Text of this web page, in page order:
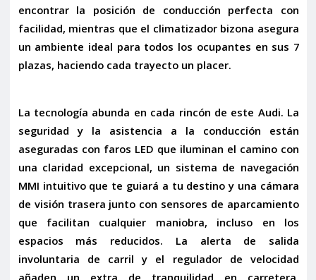
encontrar la posición de conducción perfecta con
facilidad, mientras que el climatizador bizona asegura
un ambiente ideal para todos los ocupantes en sus 7
plazas, haciendo cada trayecto un placer.
La tecnología abunda en cada rincón de este Audi. La
seguridad y la asistencia a la conducción están
aseguradas con faros LED que iluminan el camino con
una claridad excepcional, un sistema de navegación
MMI intuitivo que te guiará a tu destino y una cámara
de visión trasera junto con sensores de aparcamiento
que facilitan cualquier maniobra, incluso en los
espacios más reducidos. La alerta de salida
involuntaria de carril y el regulador de velocidad
añaden un extra de tranquilidad en carretera,